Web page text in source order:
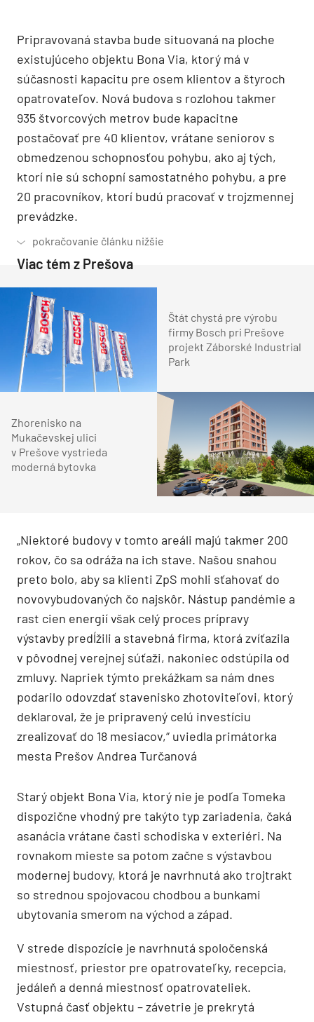
Pripravovaná stavba bude situovaná na ploche
existujúceho objektu Bona Via, ktorý má v
súčasnosti kapacitu pre osem klientov a štyroch
opatrovateľov. Nová budova s rozlohou takmer
935 štvorcových metrov bude kapacitne
postačovať pre 40 klientov, vrátane seniorov s
obmedzenou schopnosťou pohybu, ako aj tých,
ktorí nie sú schopní samostatného pohybu, a pre
20 pracovníkov, ktorí budú pracovať v trojzmennej
prevádzke.
Viac tém z Prešova
Štát chystá pre výrobu
firmy Bosch pri Prešove
projekt Záborské Industrial
Park
Zhorenisko na
Mukačevskej ulici
v Prešove vystrieda
moderná bytovka
„Niektoré budovy v tomto areáli majú takmer 200
rokov, čo sa odráža na ich stave. Našou snahou
preto bolo, aby sa klienti ZpS mohli sťahovať do
novovybudovaných čo najskôr. Nástup pandémie a
rast cien energií však celý proces prípravy
výstavby predĺžili a stavebná firma, ktorá zvíťazila
v pôvodnej verejnej súťaži, nakoniec odstúpila od
zmluvy. Napriek týmto prekážkam sa nám dnes
podarilo odovzdať stavenisko zhotoviteľovi, ktorý
deklaroval, že je pripravený celú investíciu
zrealizovať do 18 mesiacov,“ uviedla primátorka
mesta Prešov Andrea Turčanová
Starý objekt Bona Via, ktorý nie je podľa Tomeka
dispozične vhodný pre takýto typ zariadenia, čaká
asanácia vrátane časti schodiska v exteriéri. Na
rovnakom mieste sa potom začne s výstavbou
modernej budovy, ktorá je navrhnutá ako trojtrakt
so strednou spojovacou chodbou a bunkami
ubytovania smerom na východ a západ.
V strede dispozície je navrhnutá spoločenská
miestnosť, priestor pre opatrovateľky, recepcia,
jedáleň a denná miestnosť opatrovateliek.
Vstupná časť objektu – závetrie je prekrytá